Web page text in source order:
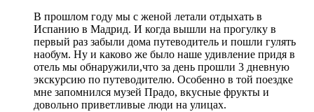
В прошлом году мы с женой летали отдыхать в
Испанию в Мадрид. И когда вышли на прогулку в
первый раз забыли дома путеводитель и пошли гулять
наобум. Ну и каково же было наше удивление придя в
отель мы обнаружили,что за день прошли 3 дневную
экскурсию по путеводителю. Особенно в той поездке
мне запомнился музей Прадо, вкусные фрукты и
довольно приветливые люди на улицах.